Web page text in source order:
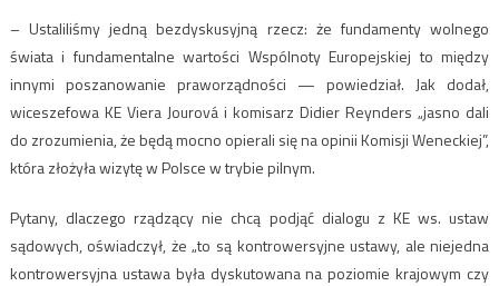
– Ustaliliśmy jedną bezdyskusyjną rzecz: że fundamenty wolnego
świata i fundamentalne wartości Wspólnoty Europejskiej to między
innymi poszanowanie praworządności — powiedział. Jak dodał,
wiceszefowa KE Viera Jourová i komisarz Didier Reynders „jasno dali
do zrozumienia, że będą mocno opierali się na opinii Komisji Weneckiej”,
która złożyła wizytę w Polsce w trybie pilnym.
Pytany, dlaczego rządzący nie chcą podjąć dialogu z KE ws. ustaw
sądowych, oświadczył, że „to są kontrowersyjne ustawy, ale niejedna
kontrowersyjna ustawa była dyskutowana na poziomie krajowym czy